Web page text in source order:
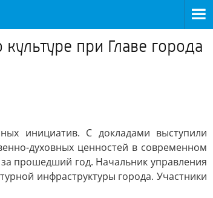
при Главе города
инициатив. С докладами выступили
духовных ценностей в современном
прошедший год. Начальник управления
инфраструктуры города. Участники